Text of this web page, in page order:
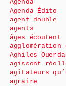
Agenda
Agenda Édito
agent double
agents
âges écoutent
agglomération
Aghiles
agissent
agitateurs
agraire